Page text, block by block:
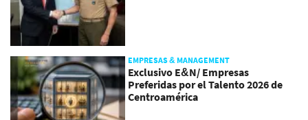
EMPRESAS & MANAGEMENT
Exclusivo E&N/ Empresas
Preferidas por el Talento 2026 de
Centroamérica